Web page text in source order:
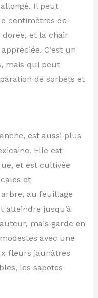
Il peut
centimètres de
et la chair
C’est un
mais qui peut
de sorbets et
est aussi plus
Elle est
et est cultivée
et
au feuillage
atteindre jusqu’à
mais garde en
avec une
fleurs jaunâtres
les sapotes